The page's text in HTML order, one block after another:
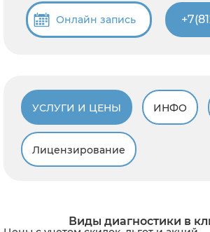
Онлайн запись
УСЛУГИ И ЦЕНЫ ИНФО
Лицензирование
Виды диагностики в